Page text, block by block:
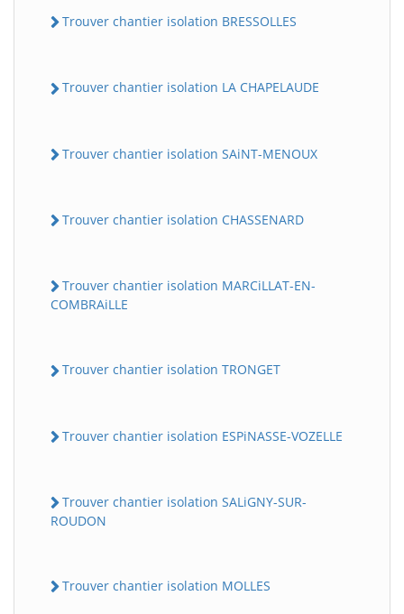
Trouver chantier isolation BRESSOLLES
Trouver chantier isolation LA CHAPELAUDE
Trouver chantier isolation SAiNT-MENOUX
Trouver chantier isolation CHASSENARD
Trouver chantier isolation MARCiLLAT-EN-
COMBRAiLLE
Trouver chantier isolation TRONGET
Trouver chantier isolation ESPiNASSE-VOZELLE
Trouver chantier isolation SALiGNY-SUR-
ROUDON
Trouver chantier isolation MOLLES